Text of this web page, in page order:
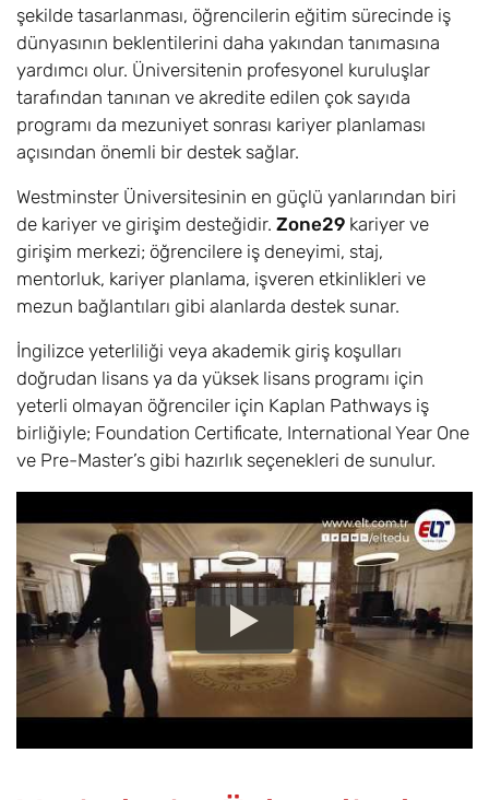
şekilde tasarlanması, öğrencilerin eğitim sürecinde iş
dünyasının beklentilerini daha yakından tanımasına
yardımcı olur. Üniversitenin profesyonel kuruluşlar
tarafından tanınan ve akredite edilen çok sayıda
programı da mezuniyet sonrası kariyer planlaması
açısından önemli bir destek sağlar.
Westminster Üniversitesinin en güçlü yanlarından biri
de kariyer ve girişim desteğidir. Zone29 kariyer ve
girişim merkezi; öğrencilere iş deneyimi, staj,
mentorluk, kariyer planlama, işveren etkinlikleri ve
mezun bağlantıları gibi alanlarda destek sunar.
İngilizce yeterliliği veya akademik giriş koşulları
doğrudan lisans ya da yüksek lisans programı için
yeterli olmayan öğrenciler için Kaplan Pathways iş
birliğiyle; Foundation Certificate, International Year One
ve Pre-Master’s gibi hazırlık seçenekleri de sunulur.